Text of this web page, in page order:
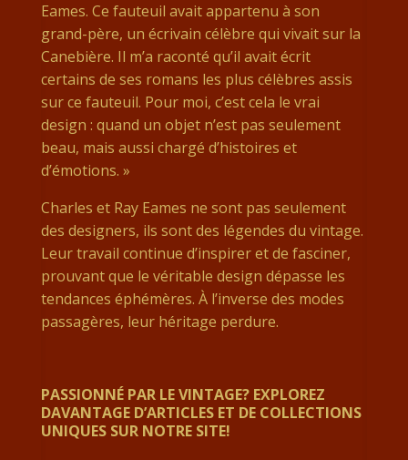
Eames. Ce fauteuil avait appartenu à son
grand-père, un écrivain célèbre qui vivait sur la
Canebière. Il m’a raconté qu’il avait écrit
certains de ses romans les plus célèbres assis
sur ce fauteuil. Pour moi, c’est cela le vrai
design : quand un objet n’est pas seulement
beau, mais aussi chargé d’histoires et
d’émotions. »
Charles et Ray Eames ne sont pas seulement
des designers, ils sont des légendes du vintage.
Leur travail continue d’inspirer et de fasciner,
prouvant que le véritable design dépasse les
tendances éphémères. À l’inverse des modes
passagères, leur héritage perdure.
PASSIONNÉ PAR LE VINTAGE? EXPLOREZ
DAVANTAGE D’ARTICLES ET DE COLLECTIONS
UNIQUES SUR NOTRE SITE!